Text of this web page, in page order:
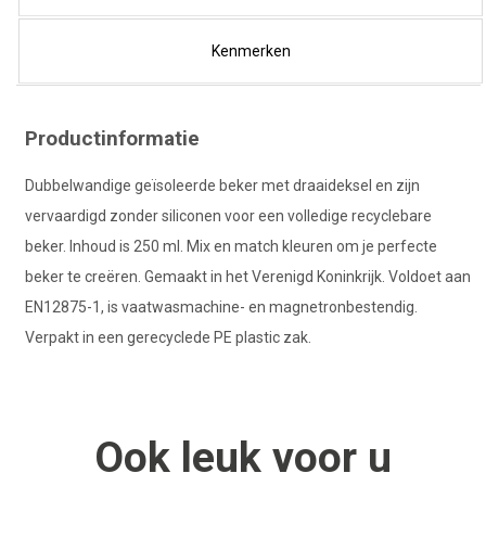
Kenmerken
Productinformatie
Dubbelwandige geïsoleerde beker met draaideksel en zijn
vervaardigd zonder siliconen voor een volledige recyclebare
beker. Inhoud is 250 ml. Mix en match kleuren om je perfecte
beker te creëren. Gemaakt in het Verenigd Koninkrijk. Voldoet aan
EN12875-1, is vaatwasmachine- en magnetronbestendig.
Verpakt in een gerecyclede PE plastic zak.
Ook leuk voor u